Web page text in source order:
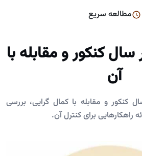
مطالعه سریع
کنکور و مقابله با
آن
و مقابله با کمال گرایی، بررسی
راهکارهایی برای کنترل آن.